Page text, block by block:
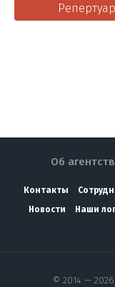
Репертуар
Об
Контакты
Новости
Наши
© 2014 —